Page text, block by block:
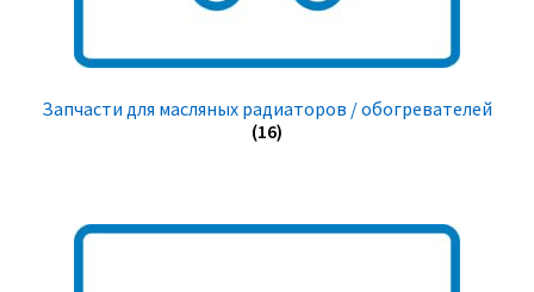
Запчасти для масляных радиаторов / обогревателей
(16)